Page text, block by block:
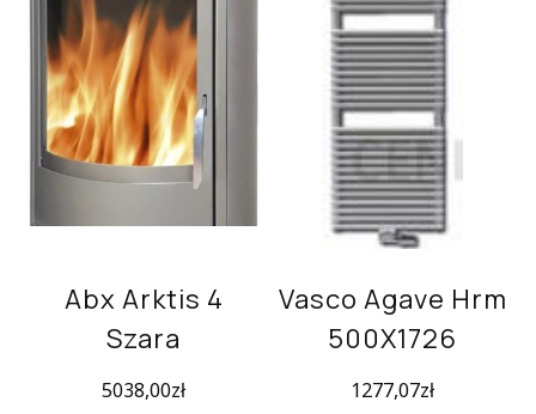
Abx Arktis 4
Szara
5038,00zł
Vasco Agave Hrm
500X1726
1277,07zł